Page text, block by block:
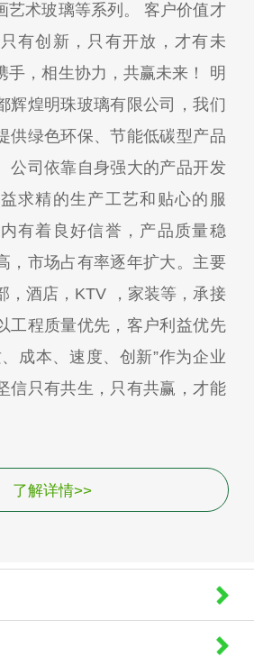
艺术玻璃等系列。 客户价值才
有创新，只有开放，才有未
手，相生协力，共赢未来！ 明
辉煌明珠玻璃有限公司，我们
供绿色环保、节能低碳型产品
公司依靠自身强大的产品开发
求精的生产工艺和贴心的服
有着良好信誉，产品质量稳
，市场占有率逐年扩大。主要
，酒店，KTV ，家装等，承接
工程质量优先，客户利益优先
成本、速度、创新”作为企业
信只有共生，只有共赢，才能
了解详情>>